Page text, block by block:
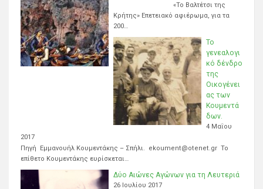
«Το Βαλτέτσι της
Κρήτης» Επετειακό αφιέρωμα, για τα
200…
Το
γενεαλογι
κό δένδρο
της
Οικογένει
ας των
Κουμεντά
δων.
4 Μαΐου
2017
Πηγή Εμμανουήλ Κουμεντάκης – Σπήλι. ekoument@otenet.gr Το
επίθετο Κουμεντάκης ευρίσκεται…
Δύο Αιώνες Αγώνων για τη Λευτεριά
26 Ιουλίου 2017